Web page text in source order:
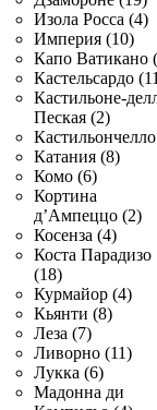
Изола Росса (4)
Империя (10)
Капо Ватикано
Кастельсардо
Кастильоне-
Пеская (2)
Катания (8)
Комо (6)
Кортина
д’Ампеццо (2)
Косенза (4)
Коста Парадизо
(18)
Курмайор (4)
Кьянти (8)
Леза (7)
Ливорно (11)
Лукка (6)
Мадонна ди